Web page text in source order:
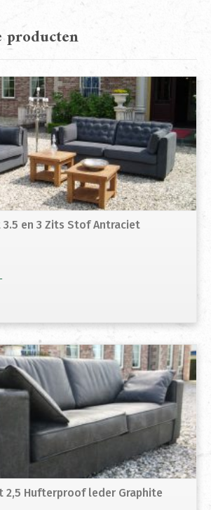
producten
en 3 Zits Stof Antraciet
2,5 Hufterproof leder Graphite